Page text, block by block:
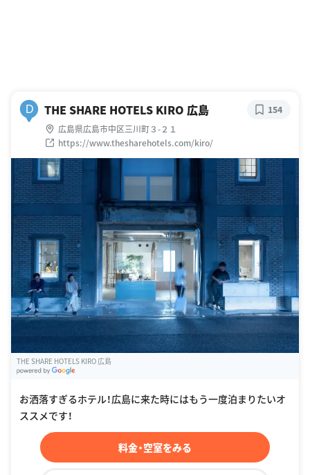
D THE SHARE HOTELS KIRO 広島
広島県広島市中区三川町３-２１
https://www.thesharehotels.com/kiro/
154
THE SHARE HOTELS KIRO 広島
お洒落すぎるホテル！広島に来た時にはもう一度泊まりたいオ
ススメです！
料金・空室をみる